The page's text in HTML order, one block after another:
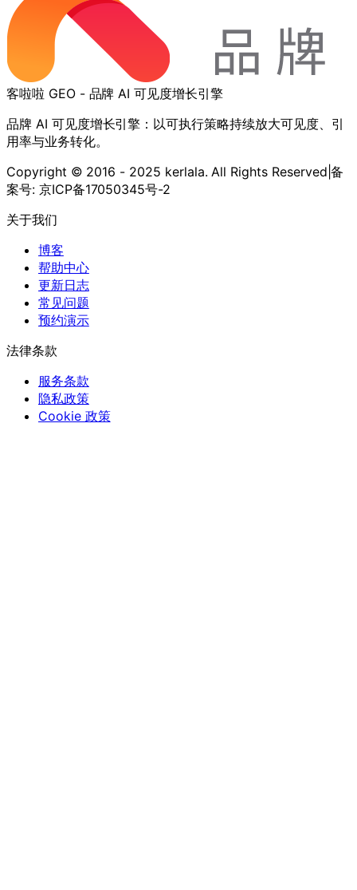
客啦啦 GEO - 品牌 AI 可见度增长引擎
品牌 AI 可见度增长引擎：以可执行策略持续放大可见度、引
用率与业务转化。
Copyright © 2016 - 2025 kerlala. All Rights Reserved |备
案号: 京ICP备17050345号-2
关于我们
博客
帮助中心
更新日志
常见问题
预约演示
法律条款
服务条款
隐私政策
Cookie 政策